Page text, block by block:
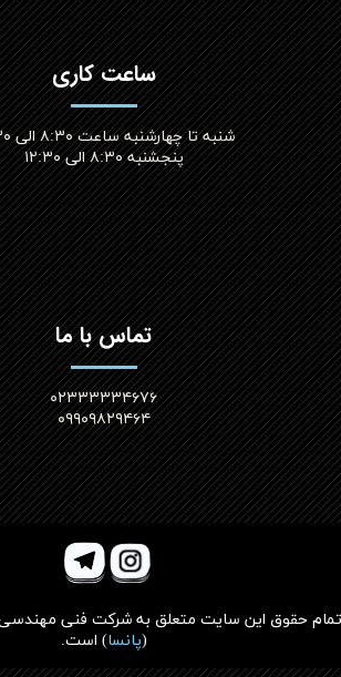
ساعت کاری
شنبه تا چهارشنبه ساعت ۸:۳۰ الی ۱۳:۳۰
پنجشنبه ۸:۳۰ الی ۱۲:۳۰​​​​​​​
تماس با ما
۰۲۳۳۳۳۳۴۶۷۶
۰۹۹۰۹۸۲۹۴۶۴
تمام حقوق این سایت متعلق به شرکت فنی
(پانسا) است.